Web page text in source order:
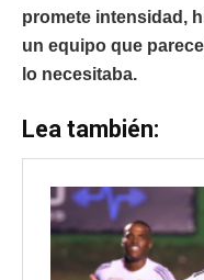
promete intensidad,
un equipo que
lo necesitaba.
Lea también: